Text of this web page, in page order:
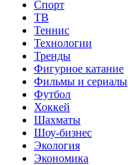
Спорт
ТВ
Теннис
Технологии
Тренды
Фигурное катание
Фильмы и сериалы
Футбол
Хоккей
Шахматы
Шоу-бизнес
Экология
Экономика